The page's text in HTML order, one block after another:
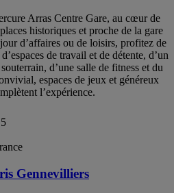
Arras Centre Gare, au cœur de
historiques et proche de la gare
d’affaires ou de loisirs, profitez de
de travail et de détente, d’un
d’une salle de fitness et du
espaces de jeux et généreux
l’expérience.
Gennevilliers